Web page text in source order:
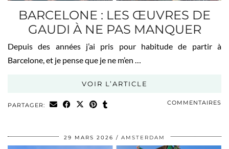
BARCELONE : LES ŒUVRES DE
GAUDI À NE PAS MANQUER
Depuis des années j’ai pris pour habitude de partir à
Barcelone, et je pense que je ne m’en …
VOIR L’ARTICLE
PARTAGER: COMMENTAIRES
29 MARS 2026 AMSTERDAM